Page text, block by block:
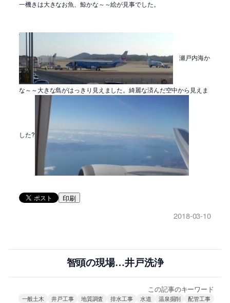
一機きは大きなお魚、鯨かな～～絵が見事でした。
瀬戸内海か
な～～大きな島がはっきり見えました。綺麗な済んだ空中から見えま
した?
印刷
2018-03-10
智頭の現場…井戸洗浄
この記事のキーワード
一般土木 井戸工事 地質調査 排水工事 水道 温泉掘削 配管工事